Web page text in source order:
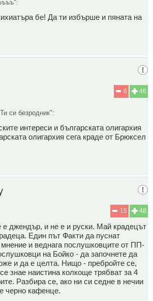
бе! Да ти избърше и пяната на
46
6
си безродник":
интереси и българската олигархия
олигархия сега краде от Брюксел
48
15
джендър, и не е и руски. Май крадецът
Един път Факти да пуснат
и веднага послушковците от ПП-
на Бойко - да започнете да
и да е целта. Нищо - пребройте се,
знае наистина колкоще трябват за 4
Разбира се, ако ни си седне в нечии
черно кафенце.